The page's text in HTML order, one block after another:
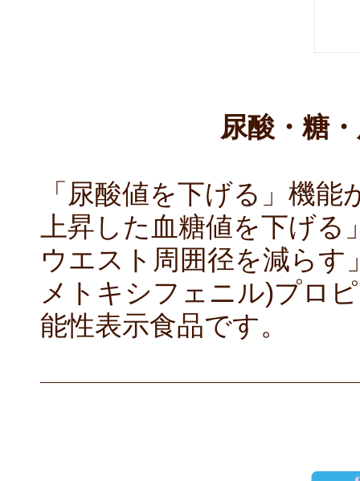
尿酸・糖
「尿酸値を下げる」機
上昇した血糖値を下げ
ウエスト周囲径を減ら
メトキシフェニル)プロ
能性表示食品です。